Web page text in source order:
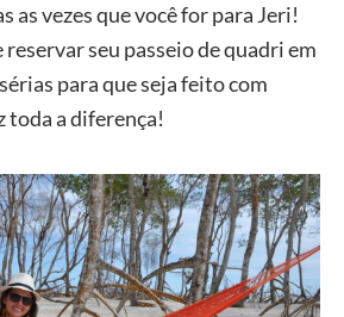
as vezes que você for para Jeri!
seu passeio de quadri em
para que seja feito com
toda a diferença!